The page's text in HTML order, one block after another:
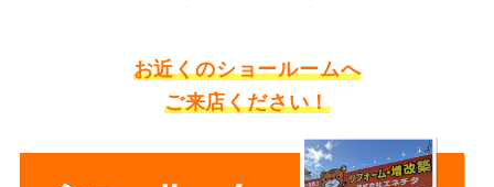
お近くのショールームへ
ご来店ください！